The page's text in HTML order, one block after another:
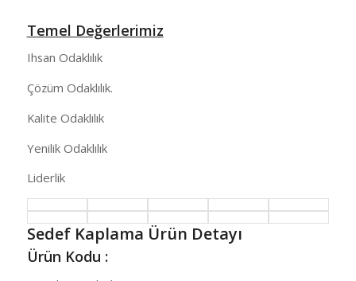
Temel Değerlerimiz
Ihsan Odaklılık
Çözüm Odaklılık.
Kalite Odaklılık
Yenilik Odaklılık
Liderlik
Sedef Kaplama Ürün Detayı
Ürün Kodu :